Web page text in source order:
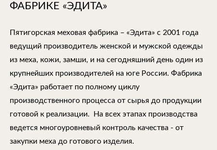
ФАБРИКЕ «ЭДИТА»
Пятигорская меховая фабрика – «Эдита» с 2001 года
ведущий производитель женской и мужской одежды
из меха, кожи, замши, и на сегодняшний день один из
крупнейших производителей на юге России. Фабрика
«Эдита» работает по полному циклу
производственного процесса от сырья до продукции
готовой к реализации. На всех этапах производства
ведется многоуровневый контроль качества - от
закупки меха до готового изделия.